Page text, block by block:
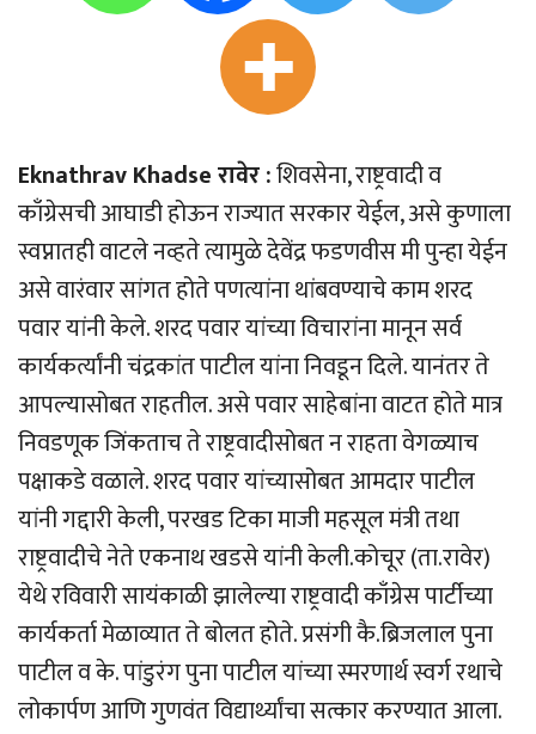
Eknathrav Khadse रावेर :शिवसेना, राष्ट्रवादी व
काँग्रेसची आघाडी होऊन राज्यात सरकार येईल, असे कुणाला
स्वप्नातही वाटले नव्हते त्यामुळे देवेंद्र फडणवीस मी पुन्हा येईन
असे वारंवार सांगत होते पणत्यांना थांबवण्याचे काम शरद
पवार यांनी केले. शरद पवार यांच्या विचारांना मानून सर्व
कार्यकर्त्यांनी चंद्रकांत पाटील यांना निवडून दिले. यानंतर ते
आपल्यासोबत राहतील. असे पवार साहेबांना वाटत होते मात्र
निवडणूक जिंकताच ते राष्ट्रवादीसोबत न राहता वेगळ्याच
पक्षाकडे वळाले. शरद पवार यांच्यासोबत आमदार पाटील
यांनी गद्दारी केली, परखड टिका माजी महसूल मंत्री तथा
राष्ट्रवादीचे नेते एकनाथ खडसे यांनी केली.कोचूर (ता.रावेर)
येथे रविवारी सायंकाळी झालेल्या राष्ट्रवादी काँग्रेस पार्टीच्या
कार्यकर्ता मेळाव्यात ते बोलत होते. प्रसंगी कै.ब्रिजलाल पुना
पाटील व के. पांडुरंग पुना पाटील यांच्या स्मरणार्थ स्वर्ग रथाचे
लोकार्पण आणि गुणवंत विद्यार्थ्यांचा सत्कार करण्यात आला.